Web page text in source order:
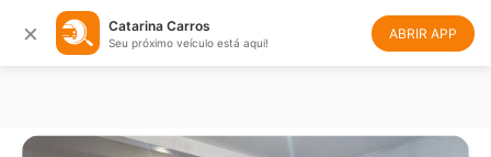
× Catarina Carros
Seu próximo veículo está aqui!
ABRIR APP
Ordenar